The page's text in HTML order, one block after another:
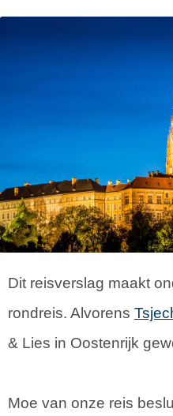
Dit reisverslag maakt
rondreis. Alvorens
& Lies in Oostenrijk
Moe van onze reis